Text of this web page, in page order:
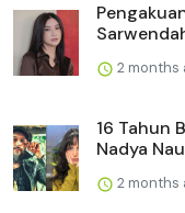
2 months
16 Tahun
Nadya
2 months